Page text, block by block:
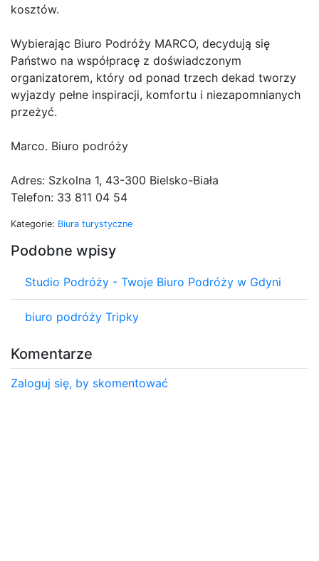
kosztów.
Wybierając Biuro Podróży MARCO, decydują się
Państwo na współpracę z doświadczonym
organizatorem, który od ponad trzech dekad tworzy
wyjazdy pełne inspiracji, komfortu i niezapomnianych
przeżyć.
Marco. Biuro podróży
Adres: Szkolna 1, 43-300 Bielsko-Biała
Telefon: 33 811 04 54
Kategorie: Biura turystyczne
Podobne wpisy
Studio Podróży - Twoje Biuro Podróży w Gdyni
biuro podróży Tripky
Komentarze
Zaloguj się, by skomentować